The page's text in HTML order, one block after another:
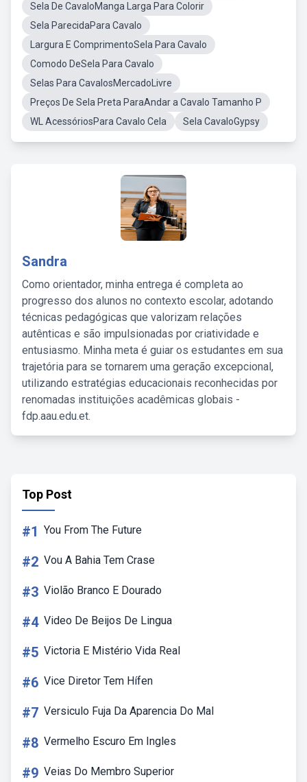
Sela De CavaloManga Larga Para Colorir
Sela ParecidaPara Cavalo
Largura E ComprimentoSela Para Cavalo
Comodo DeSela Para Cavalo
Selas Para CavalosMercadoLivre
Preços De Sela Preta ParaAndar a Cavalo Tamanho P
WL AcessóriosPara Cavalo Cela
Sela CavaloGypsy
Sandra
Como orientador, minha entrega é completa ao
progresso dos alunos no contexto escolar, adotando
técnicas pedagógicas que valorizam relações
autênticas e são impulsionadas por criatividade e
entusiasmo. Minha meta é guiar os estudantes em sua
trajetória para se tornarem uma geração excepcional,
utilizando estratégias educacionais reconhecidas por
renomadas instituições acadêmicas globais -
fdp.aau.edu.et.
Top Post
#1 You From The Future
#2 Vou A Bahia Tem Crase
#3 Violão Branco E Dourado
#4 Video De Beijos De Lingua
#5 Victoria E Mistério Vida Real
#6 Vice Diretor Tem Hífen
#7 Versiculo Fuja Da Aparencia Do Mal
#8 Vermelho Escuro Em Ingles
#9 Veias Do Membro Superior